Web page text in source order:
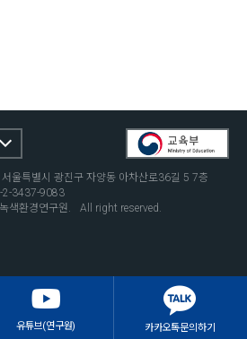
유튜브(연구원) 카카오톡문의하기
서울특별시 광진구 자양동 아차산로36길 5 7층
2-3437-9083
색환경연구원.
All right reserved.